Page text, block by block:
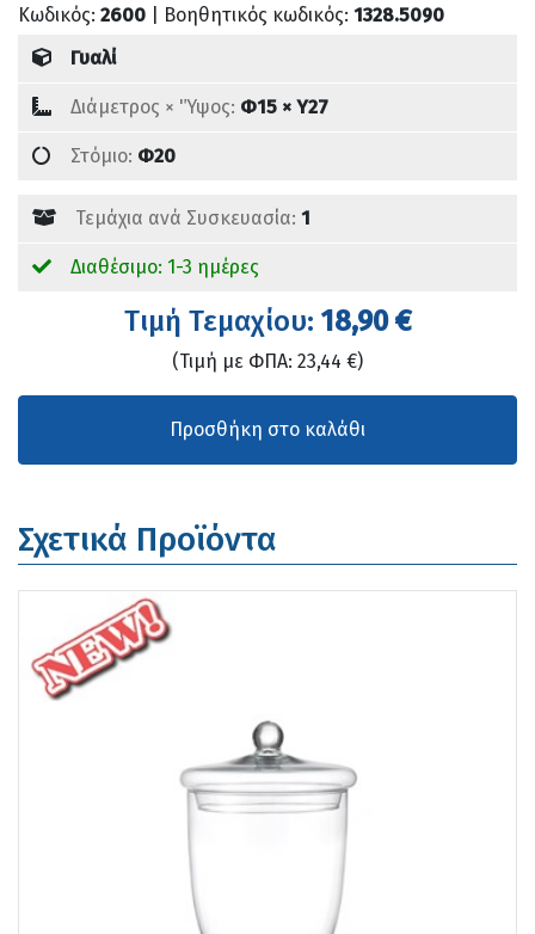
Κωδικός: 2600 | Βοηθητικός κωδικός: 1328.5090
Γυαλί
Διάμετρος × 'Ύψος: Φ15 × Υ27
Στόμιο: Φ20
Τεμάχια ανά Συσκευασία: 1
Διαθέσιμο: 1-3 ημέρες
Tιμή Τεμαχίου: 18,90 €
(Τιμή με ΦΠΑ: 23,44 €)
Σχετικά Προϊόντα